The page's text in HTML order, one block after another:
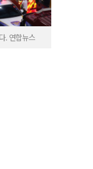
. 연합뉴스